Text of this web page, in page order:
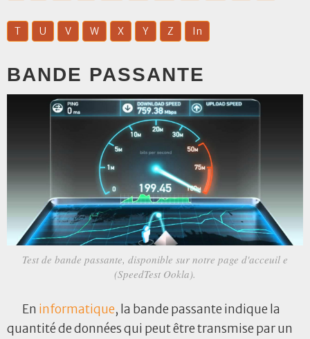
T U V W X Y Z In
BANDE PASSANTE
Test de bande passante, disponible sur notre page d'acceuil e
(SpeedTest Ookla).
En informatique, la bande passante indique la
quantité de données qui peut être transmise par un